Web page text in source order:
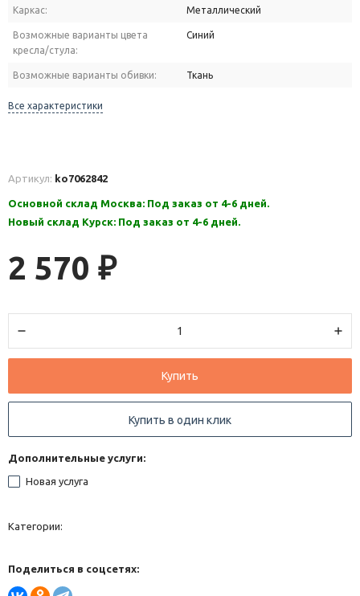
Каркас: Металлический
Возможные варианты цвета
кресла/стула:
Синий
Возможные варианты обивки: Ткань
Все характеристики
Артикул: ko7062842
Основной склад Москва: Под заказ от 4-6 дней.
Новый склад Курск: Под заказ от 4-6 дней.
2 570 ₽
Купить
Купить в один клик
Дополнительные услуги:
Новая услуга
Категории:
Поделиться в соцсетях: